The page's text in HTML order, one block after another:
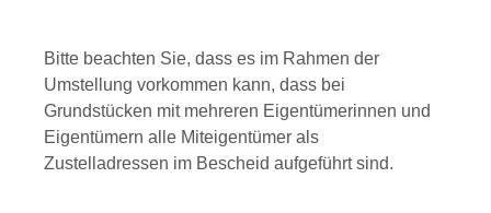
Bitte beachten Sie, dass es im Rahmen der
Umstellung vorkommen kann, dass bei
Grundstücken mit mehreren Eigentümerinnen und
Eigentümern alle Miteigentümer als
Zustelladressen im Bescheid aufgeführt sind.